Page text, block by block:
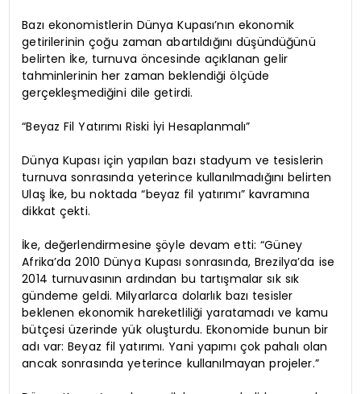
Bazı ekonomistlerin Dünya Kupası’nın ekonomik
getirilerinin çoğu zaman abartıldığını düşündüğünü
belirten İke, turnuva öncesinde açıklanan gelir
tahminlerinin her zaman beklendiği ölçüde
gerçekleşmediğini dile getirdi.
“Beyaz Fil Yatırımı Riski İyi Hesaplanmalı”
Dünya Kupası için yapılan bazı stadyum ve tesislerin
turnuva sonrasında yeterince kullanılmadığını belirten
Ulaş İke, bu noktada “beyaz fil yatırımı” kavramına
dikkat çekti.
İke, değerlendirmesine şöyle devam etti: “Güney
Afrika’da 2010 Dünya Kupası sonrasında, Brezilya’da ise
2014 turnuvasının ardından bu tartışmalar sık sık
gündeme geldi. Milyarlarca dolarlık bazı tesisler
beklenen ekonomik hareketliliği yaratamadı ve kamu
bütçesi üzerinde yük oluşturdu. Ekonomide bunun bir
adı var: Beyaz fil yatırımı. Yani yapımı çok pahalı olan
ancak sonrasında yeterince kullanılmayan projeler.”